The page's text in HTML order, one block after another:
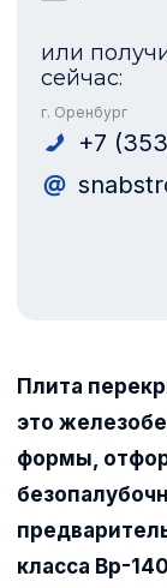
или
сейчас:
г. Оренбург
+7
Плита
это
формы,
класса Вр-